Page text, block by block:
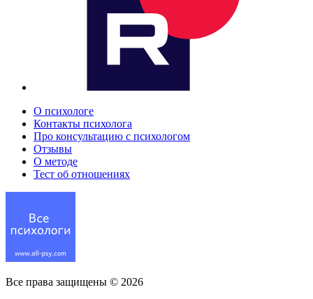
О психологе
Контакты психолога
Про консультацию с психологом
Отзывы
О методе
Тест об отношениях
Все права защищены © 2026